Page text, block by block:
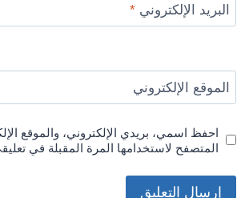
البريد الإلكتروني*
الموقع الإلكتروني
احفظ اسمي، بريدي الإلكتروني، والموقع
المتصفح لاستخدامها المرة المقبلة في